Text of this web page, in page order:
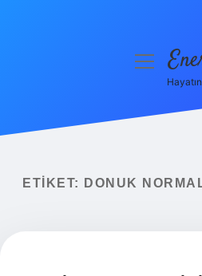
Yasal Uyarı
menüyü
ETIKET: DONUK